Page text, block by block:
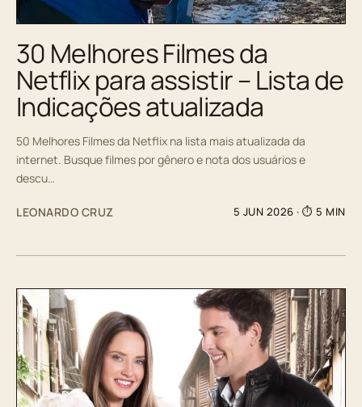
30 Melhores Filmes da
Netflix para assistir – Lista de
Indicações atualizada
50 Melhores Filmes da Netflix na lista mais atualizada da
internet. Busque filmes por gênero e nota dos usuários e
descu…
LEONARDO CRUZ 5 JUN 2026 · ⏱ 5 MIN